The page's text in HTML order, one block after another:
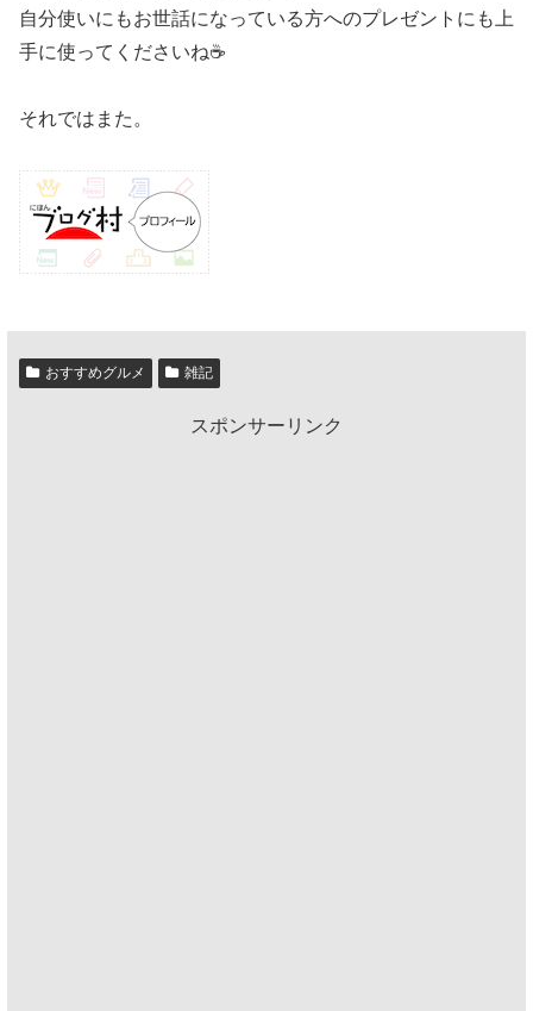
自分使いにもお世話になっている方へのプレゼントにも上
手に使ってくださいね☕
それではまた。
おすすめグルメ 雑記
スポンサーリンク